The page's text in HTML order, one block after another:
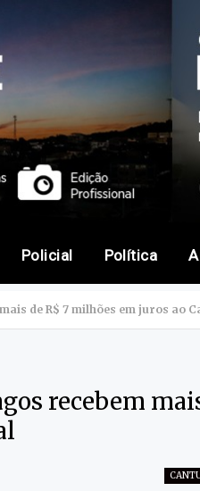
Policial Política
de R$ 7 milhões em juros ao
recebem